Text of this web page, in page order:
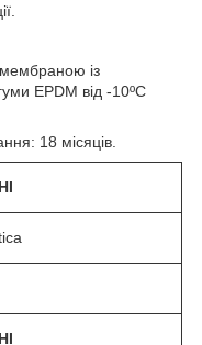
із
EPDM від -10ºС
18 місяців.